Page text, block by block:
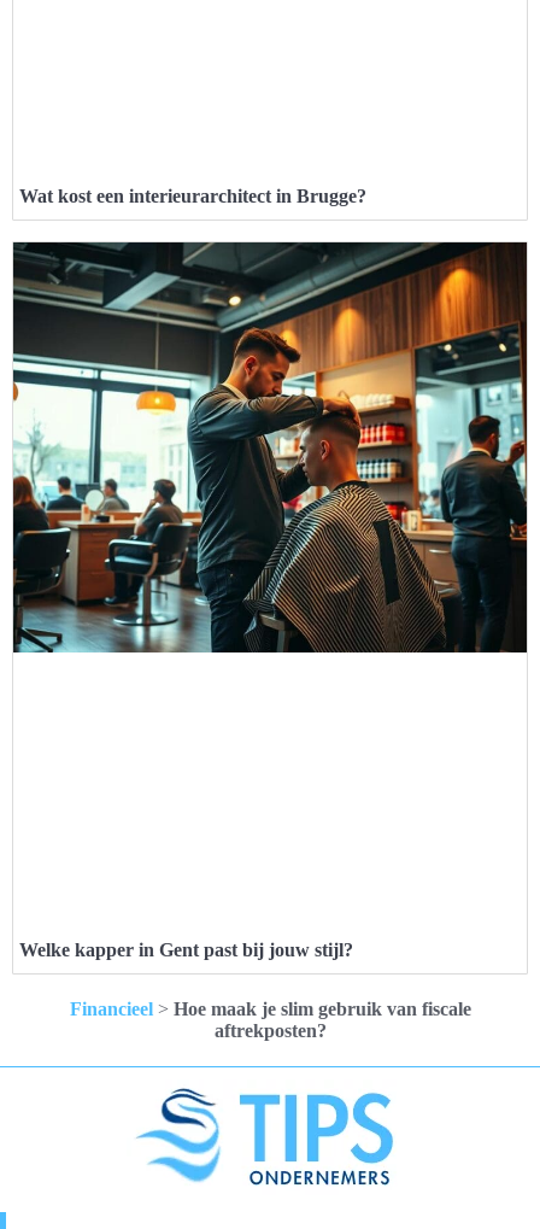
Wat kost een interieurarchitect in Brugge?
Welke kapper in Gent past bij jouw stijl?
Financieel> Hoe maak je slim gebruik van fiscale
aftrekposten?